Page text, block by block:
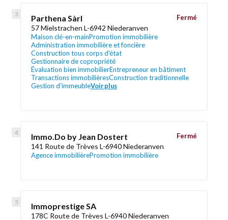
Parthena Sàrl
57 Mielstrachen L-6942 Niederanven
Maison clé-en-mainPromotion immobilière
Administration immobilière et foncière
Construction tous corps d'état
Gestionnaire de copropriété
Évaluation bien immobilierEntrepreneur en bâtiment
Transactions immobilièresConstruction traditionnelle
Gestion d’immeubleVoir plus
Fermé
Immo.Do by Jean Dostert
141 Route de Trèves L-6940 Niederanven
Agence immobilièrePromotion immobilière
Fermé
Immoprestige SA
178C Route de Trèves L-6940 Niederanven